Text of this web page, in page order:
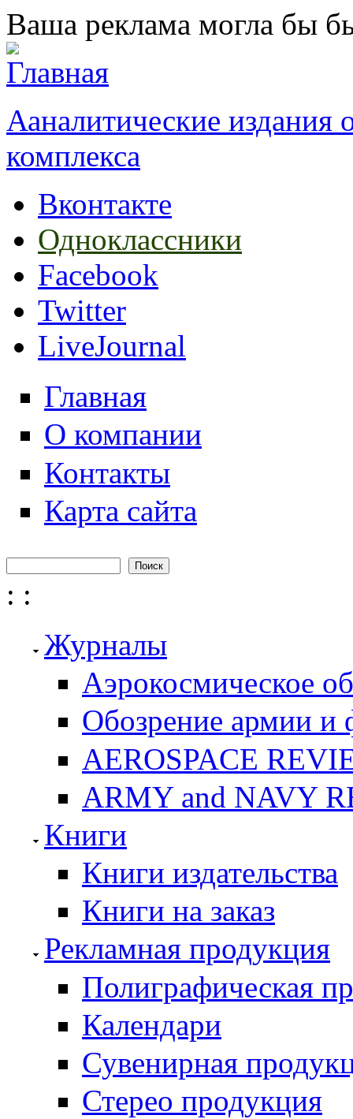
Перейти к основному содержанию
Ваша реклама могла бы
Ааналитические
комплекса
Вконтакте
Одноклассники
Facebook
Twitter
LiveJournal
Главная
О компании
Контакты
Карта сайта
Форма поиска
: :
Журналы
Аэрокосмическое
Обозрение армии и
AEROSPACE
ARMY and NAVY
Книги
Книги издательства
Книги на заказ
Рекламная продукция
Полиграфическая
Календари
Сувенирная
Стерео продукция